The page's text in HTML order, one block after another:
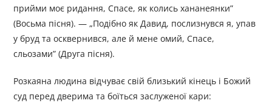
прийми моє ридання, Спасе, як колись хананеянки”
(Восьма пісня). — „Подібно як Давид, послизнувся я, упав
у бруд та осквернився, але й мене омий, Спасе,
сльозами” (Друга пісня).
Розкаяна людина відчуває свій близький кінець і Божий
суд перед дверима та боїться заслуженої кари: